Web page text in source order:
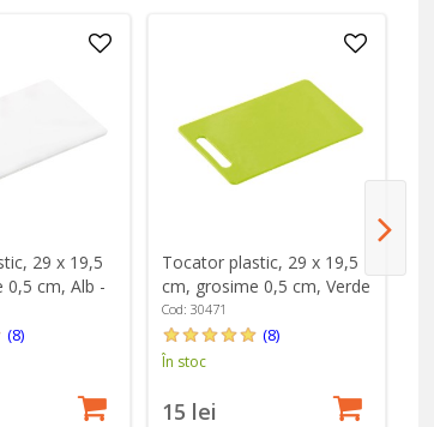
29 x 19,5
0,5 cm, Alb -
(8)
Tocator plastic, 29 x 19,5
cm, grosime 0,5 cm, Verde
- Kesper
Cod: 30471
(8)
În stoc
15 lei